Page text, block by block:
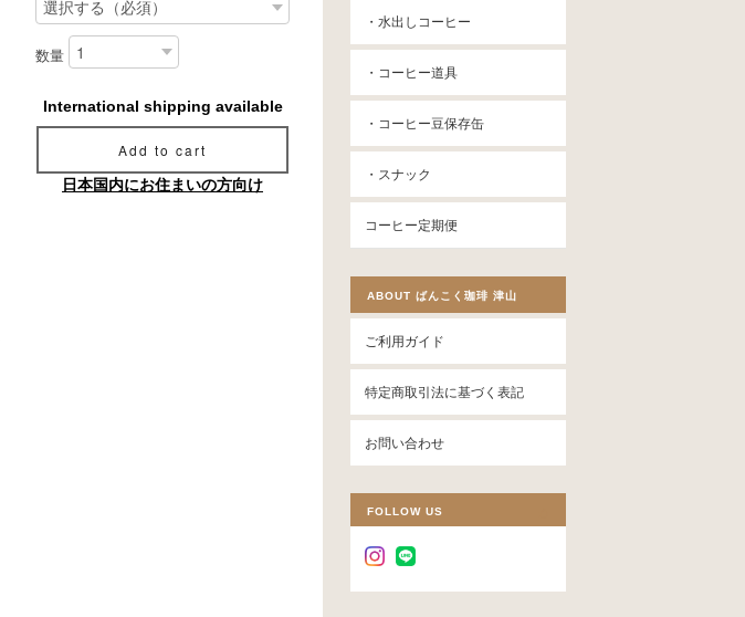
数量
International shipping available
Add to cart
日本国内にお住まいの方向け
・水出しコーヒー
・コーヒー道具
・コーヒー豆保存缶
・スナック
コーヒー定期便
ABOUT ばんこく珈琲 津山
ご利用ガイド
特定商取引法に基づく表記
お問い合わせ
FOLLOW US